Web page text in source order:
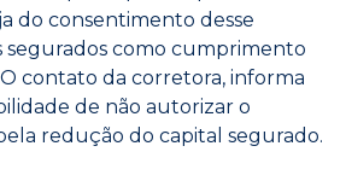
do consentimento desse
como cumprimento
contato da corretora, informa
de não autorizar o
redução do capital segurado.